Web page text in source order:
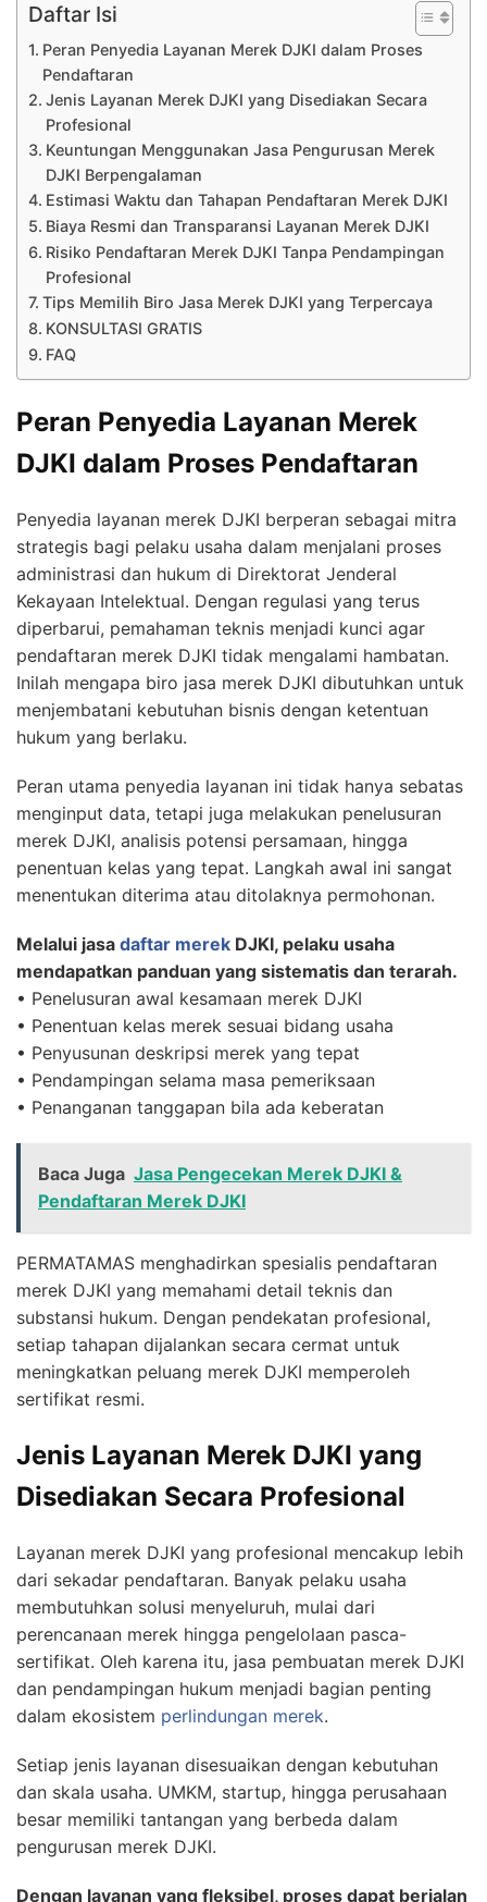
Daftar Isi
Peran Penyedia Layanan Merek DJKI dalam Proses
Pendaftaran
Jenis Layanan Merek DJKI yang Disediakan Secara
Profesional
Keuntungan Menggunakan Jasa Pengurusan Merek
DJKI Berpengalaman
Estimasi Waktu dan Tahapan Pendaftaran Merek DJKI
Biaya Resmi dan Transparansi Layanan Merek DJKI
Risiko Pendaftaran Merek DJKI Tanpa Pendampingan
Profesional
Tips Memilih Biro Jasa Merek DJKI yang Terpercaya
KONSULTASI GRATIS
FAQ
Peran Penyedia Layanan Merek
DJKI dalam Proses Pendaftaran
Penyedia layanan merek DJKI berperan sebagai mitra
strategis bagi pelaku usaha dalam menjalani proses
administrasi dan hukum di Direktorat Jenderal
Kekayaan Intelektual. Dengan regulasi yang terus
diperbarui, pemahaman teknis menjadi kunci agar
pendaftaran merek DJKI tidak mengalami hambatan.
Inilah mengapa biro jasa merek DJKI dibutuhkan untuk
menjembatani kebutuhan bisnis dengan ketentuan
hukum yang berlaku.
Peran utama penyedia layanan ini tidak hanya sebatas
menginput data, tetapi juga melakukan penelusuran
merek DJKI, analisis potensi persamaan, hingga
penentuan kelas yang tepat. Langkah awal ini sangat
menentukan diterima atau ditolaknya permohonan.
Melalui jasa daftar merek DJKI, pelaku usaha
mendapatkan panduan yang sistematis dan terarah.
• Penelusuran awal kesamaan merek DJKI
• Penentuan kelas merek sesuai bidang usaha
• Penyusunan deskripsi merek yang tepat
• Pendampingan selama masa pemeriksaan
• Penanganan tanggapan bila ada keberatan
Baca Juga Jasa Pengecekan Merek DJKI &
Pendaftaran Merek DJKI
PERMATAMAS menghadirkan spesialis pendaftaran
merek DJKI yang memahami detail teknis dan
substansi hukum. Dengan pendekatan profesional,
setiap tahapan dijalankan secara cermat untuk
meningkatkan peluang merek DJKI memperoleh
sertifikat resmi.
Jenis Layanan Merek DJKI yang
Disediakan Secara Profesional
Layanan merek DJKI yang profesional mencakup lebih
dari sekadar pendaftaran. Banyak pelaku usaha
membutuhkan solusi menyeluruh, mulai dari
perencanaan merek hingga pengelolaan pasca-
sertifikat. Oleh karena itu, jasa pembuatan merek DJKI
dan pendampingan hukum menjadi bagian penting
dalam ekosistem perlindungan merek.
Setiap jenis layanan disesuaikan dengan kebutuhan
dan skala usaha. UMKM, startup, hingga perusahaan
besar memiliki tantangan yang berbeda dalam
pengurusan merek DJKI.
Dengan layanan yang fleksibel, proses dapat berjalan